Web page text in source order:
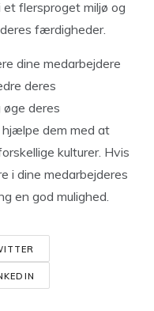
flersproget miljø og
færdigheder.
dine medarbejdere
deres
deres
hjælpe dem med at
kulturer. Hvis
i dine medarbejderes
en god mulighed.